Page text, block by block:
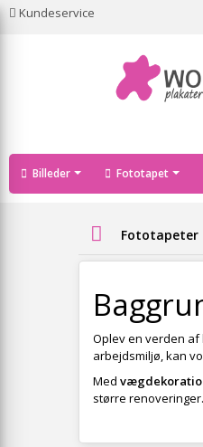
Kundeservice
Billeder Fototapet
Fototapeter
Oplev en verden
arbejdsmiljø, kan
Med
større